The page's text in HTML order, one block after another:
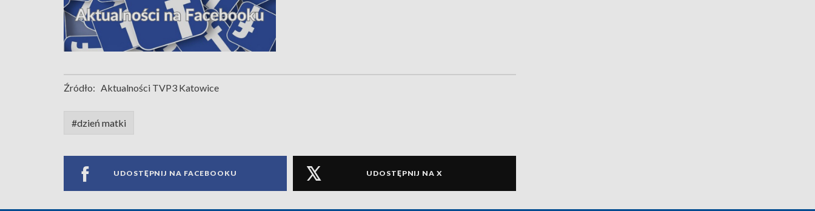
Źródło: Aktualności TVP3 Katowice
#dzień matki
UDOSTĘPNIJ NA FACEBOOKU UDOSTĘPNIJ NA X